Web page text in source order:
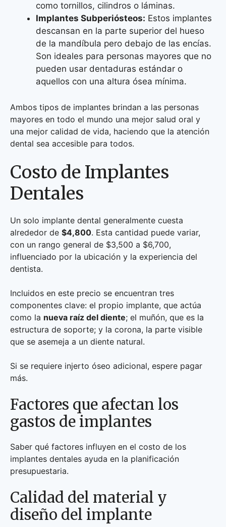
como tornillos, cilindros o láminas.
Implantes Subperiósteos: Estos implantes
descansan en la parte superior del hueso
de la mandíbula pero debajo de las encías.
Son ideales para personas mayores que no
pueden usar dentaduras estándar o
aquellos con una altura ósea mínima.
Ambos tipos de implantes brindan a las personas
mayores en todo el mundo una mejor salud oral y
una mejor calidad de vida, haciendo que la atención
dental sea accesible para todos.
Costo de Implantes
Dentales
Un solo implante dental generalmente cuesta
alrededor de $4,800. Esta cantidad puede variar,
con un rango general de $3,500 a $6,700,
influenciado por la ubicación y la experiencia del
dentista.
Incluidos en este precio se encuentran tres
componentes clave: el propio implante, que actúa
como la nueva raíz del diente; el muñón, que es la
estructura de soporte; y la corona, la parte visible
que se asemeja a un diente natural.
Si se requiere injerto óseo adicional, espere pagar
más.
Factores que afectan los
gastos de implantes
Saber qué factores influyen en el costo de los
implantes dentales ayuda en la planificación
presupuestaria.
Calidad del material y
diseño del implante